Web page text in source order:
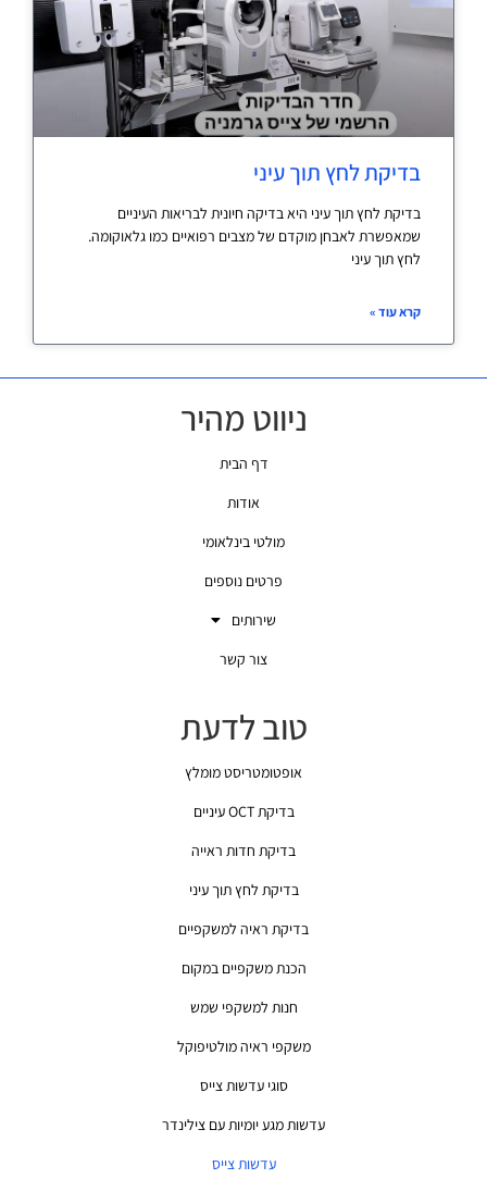
בדיקת לחץ תוך עיני
בדיקת לחץ תוך עיני היא בדיקה חיונית לבריאות העיניים
שמאפשרת לאבחן מוקדם של מצבים רפואיים כמו גלאוקומה.
לחץ תוך עיני
קרא עוד »
ניווט מהיר
דף הבית
אודות
מולטי בינלאומי
פרטים נוספים
שירותים
צור קשר
טוב לדעת
אופטומטריסט מומלץ
בדיקת OCT עיניים
בדיקת חדות ראייה
בדיקת לחץ תוך עיני
בדיקת ראיה למשקפיים
הכנת משקפיים במקום
חנות למשקפי שמש
משקפי ראיה מולטיפוקל
סוגי עדשות צייס
עדשות מגע יומיות עם צילינדר
עדשות צייס